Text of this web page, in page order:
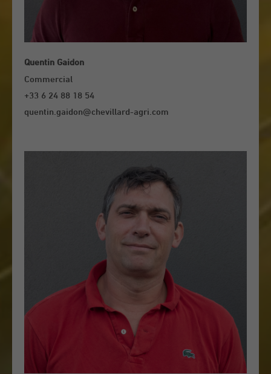
Quentin Gaidon
Commercial
+33 6 24 88 18 54
quentin.gaidon@chevillard-agri.com